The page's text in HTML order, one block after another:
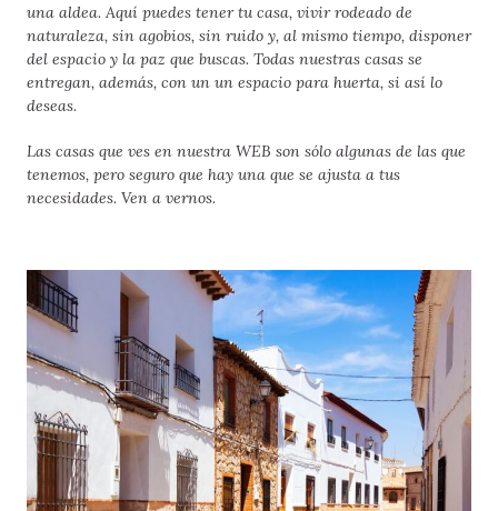
una aldea. Aquí puedes tener tu casa, vivir rodeado de
naturaleza, sin agobios, sin ruido y, al mismo tiempo, disponer
del espacio y la paz que buscas. Todas nuestras casas se
entregan, además, con un un espacio para huerta, si así lo
deseas.
Las casas que ves en nuestra WEB son sólo algunas de las que
tenemos, pero seguro que hay una que se ajusta a tus
necesidades. Ven a vernos.